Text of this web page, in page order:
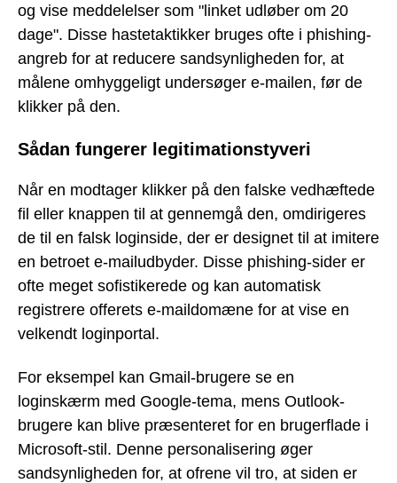
og vise meddelelser som "linket udløber om 20
dage". Disse hastetaktikker bruges ofte i phishing-
angreb for at reducere sandsynligheden for, at
målene omhyggeligt undersøger e-mailen, før de
klikker på den.
Sådan fungerer legitimationstyveri
Når en modtager klikker på den falske vedhæftede
fil eller knappen til at gennemgå den, omdirigeres
de til en falsk loginside, der er designet til at imitere
en betroet e-mailudbyder. Disse phishing-sider er
ofte meget sofistikerede og kan automatisk
registrere offerets e-maildomæne for at vise en
velkendt loginportal.
For eksempel kan Gmail-brugere se en
loginskærm med Google-tema, mens Outlook-
brugere kan blive præsenteret for en brugerflade i
Microsoft-stil. Denne personalisering øger
sandsynligheden for, at ofrene vil tro, at siden er